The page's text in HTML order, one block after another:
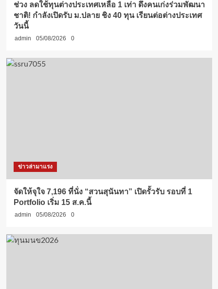
ช่วง ลดใช้ทุนต่างประเทศเหลือ 1 เท่า ดึงคนเก่งร่วมพัฒนา
ชาติ! กำลังเปิดรับ ม.ปลาย ชิง 40 ทุน เรียนต่อต่างประเทศ
วันนี้
admin 05/08/2026 0
ข่าวล่ามาแรง
จัดให้จุใจ 7,196 ที่นั่ง “สวนสุนันทา” เปิดรั้วรับ รอบที่ 1
Portfolio เริ่ม 15 ส.ค.นี้
admin 05/08/2026 0